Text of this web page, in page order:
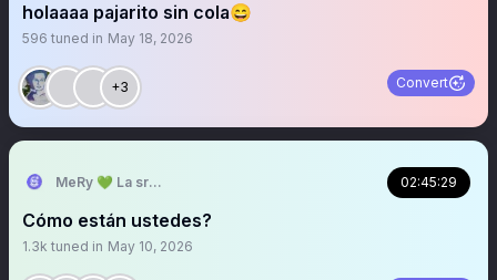
holaaaa pajarito sin cola😄
596 tuned in May 18, 2026
+3 Convert
MeRy 💚 La sra que ya no abre los espacios 02:45:29
Cómo están ustedes?
1.3k tuned in May 10, 2026